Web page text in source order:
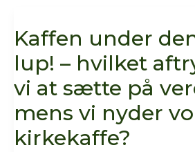
Del
1
Grøn
Kirke!
Kaffen under
lup! – hvilket
vi at sætte på
mens vi nyder
kirkekaffe?